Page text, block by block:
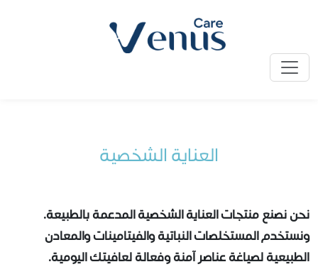
العناية الشخصية
نحن نصنع منتجات العناية الشخصية المدعمة بالطبيعة.
ونستخدم المستخلصات النباتية والفيتامينات والمعادن
الطبيعية لصياغة عناصر آمنة وفعالة لعافيتك اليومية.